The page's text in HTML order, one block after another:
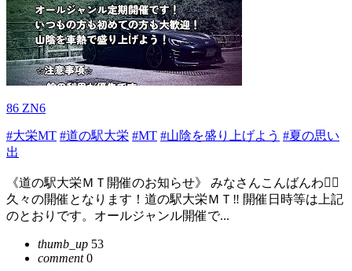
86 ZN6
#大栄MT #道の駅大栄 #MT #山陰を盛り上げよう #夏の思い
出
《道の駅大栄ＭＴ開催のお知らせ》 みなさんこんばんわ🙇‍♂️
久々の開催となります！道の駅大栄ＭＴ‼︎ 開催日時等は上記
のとおりです。オールジャンル開催で...
thumb_up 53
comment0